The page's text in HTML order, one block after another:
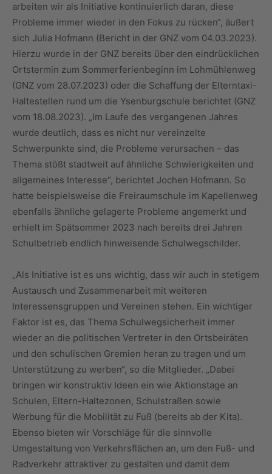
arbeiten wir als Initiative kontinuierlich daran, diese
Probleme immer wieder in den Fokus zu rücken“, äußert
sich Julia Hofmann (Bericht in der GNZ vom 04.03.2023).
Hierzu wurde in der GNZ bereits über den eindrücklichen
Ortstermin zum Sommerferienbeginn im Lohmühlenweg
(GNZ vom 28.07.2023) oder die Schaffung der Elterntaxi-
Haltestellen rund um die Ysenburgschule berichtet (GNZ
vom 18.08.2023). „Im Laufe des vergangenen Jahres
wurde deutlich, dass es nicht nur vereinzelte
Schwerpunkte sind, die Probleme verursachen – das
Thema stößt stadtweit auf ähnliche Schwierigkeiten und
allgemeines Interesse“, berichtet Jochen Hofmann. So
hatte beispielsweise die Freiraumschule im Kapellenweg
ebenfalls ähnliche gelagerte Probleme angemerkt und
erhielt im Spätsommer 2023 nach bereits drei Jahren
Schulbetrieb endlich hinweisende Schulwegschilder.
„Als Initiative ist es uns wichtig, dass wir auch in stetigem
Austausch und Zusammenarbeit mit weiteren
Interessensgruppen und Vereinen stehen. Ein wichtiger
Faktor ist es, das Thema Schulwegsicherheit immer
wieder an die politischen Vertreter in den Ortsbeiräten
und den schulischen Gremien heran zu tragen und um
Unterstützung zu werben“, so die Mitglieder. „Dabei
bringen wir konstruktiv Ideen ein wie Aktionstage an
Schulen, Eltern-Haltezonen, Schulstraßen sowie
Werbung für die Mobilität zu Fuß (bereits ab der Kita).
Ebenso bieten wir Vorschläge für die sinnvolle
Umgestaltung von Verkehrsflächen an, um den Fuß- und
Radverkehr attraktiver zu gestalten und damit dem